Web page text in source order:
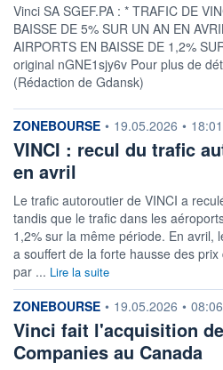
Vinci SA SGEF.PA : * TRAFIC DE
BAISSE DE 5% SUR UN AN EN
AIRPORTS EN BAISSE DE 1,2%
original nGNE1sjy6v Pour plus de
(Rédaction de Gdansk)
information fournie par
ZONEBOURSE • 19.05.2026 • 18:01
VINCI : recul du trafic
en avril
Le trafic autoroutier de VINCI a
tandis que le trafic dans les
1,2% sur la même période. En avril,
a souffert de la forte hausse des
par ... Lire la suite
information fournie par
ZONEBOURSE • 19.05.2026 • 08:06
Vinci fait l'acquisition
Companies au Canada